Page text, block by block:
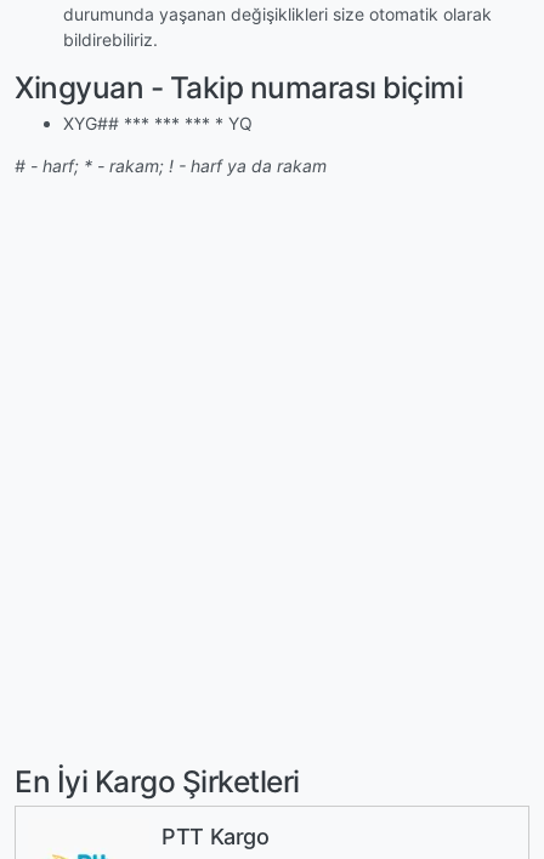
durumunda yaşanan değişiklikleri size otomatik olarak
bildirebiliriz.
Xingyuan - Takip numarası biçimi
XYG## *** *** *** * YQ
# - harf; * - rakam; ! - harf ya da rakam
En İyi Kargo Şirketleri
PTT Kargo